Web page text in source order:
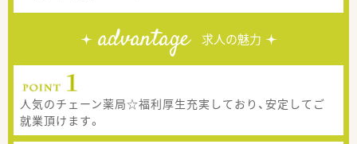
advantage 求人の魅力
人気のチェーン薬局☆福利厚生充実しており、安定してご
就業頂けます。